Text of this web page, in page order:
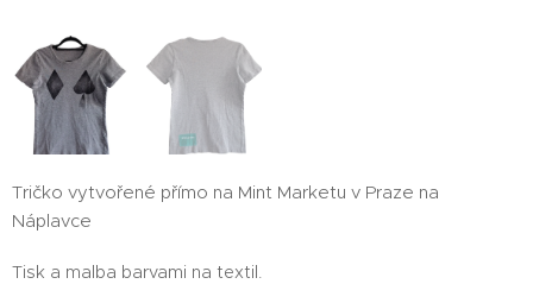
Tričko vytvořené přímo na Mint Marketu v Praze na
Náplavce
Tisk a malba barvami na textil.